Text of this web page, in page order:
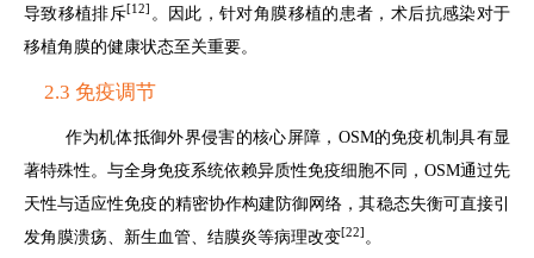
导致移植排斥[12] 。因此，针对角膜移植的患者，术后抗感染对于
移植角膜的健康状态至关重要。
2.3 免疫调节
作为机体抵御外界侵害的核心屏障，OSM的免疫机制具有显
著特殊性。与全身免疫系统依赖异质性免疫细胞不同，OSM通过先
天性与适应性免疫的精密协作构建防御网络，其稳态失衡可直接引
发角膜溃疡、新生血管、结膜炎等病理改变[22] 。